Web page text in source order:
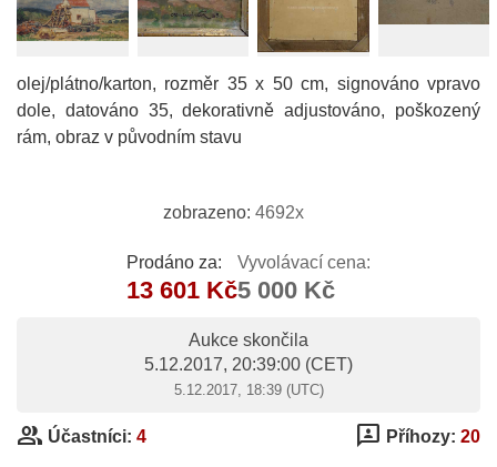
olej/plátno/karton, rozměr 35 x 50 cm, signováno vpravo
dole, datováno 35, dekorativně adjustováno, poškozený
rám, obraz v původním stavu
zobrazeno: 4692x
Prodáno za:
13 601 Kč
Vyvolávací cena:
5 000 Kč
Aukce skončila
5.12.2017, 20:39:00 (CET)
5.12.2017, 18:39 (UTC)
group Účastníci: 4 3p Příhozy: 20